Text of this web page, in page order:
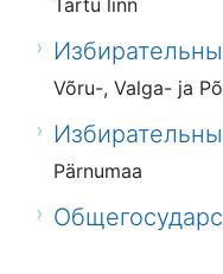
Tartu linn
Võru-, Valga- ja
Pärnumaa